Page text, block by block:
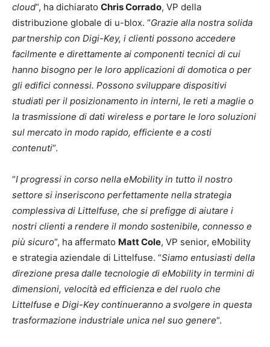
cloud“, ha dichiarato Chris Corrado, VP della
distribuzione globale di u-blox. “Grazie alla nostra solida
partnership con Digi-Key, i clienti possono accedere
facilmente e direttamente ai componenti tecnici di cui
hanno bisogno per le loro applicazioni di domotica o per
gli edifici connessi. Possono sviluppare dispositivi
studiati per il posizionamento in interni, le reti a maglie o
la trasmissione di dati wireless e portare le loro soluzioni
sul mercato in modo rapido, efficiente e a costi
contenuti“.
“I progressi in corso nella eMobility in tutto il nostro
settore si inseriscono perfettamente nella strategia
complessiva di Littelfuse, che si prefigge di aiutare i
nostri clienti a rendere il mondo sostenibile, connesso e
più sicuro“, ha affermato Matt Cole, VP senior, eMobility
e strategia aziendale di Littelfuse. “Siamo entusiasti della
direzione presa dalle tecnologie di eMobility in termini di
dimensioni, velocità ed efficienza e del ruolo che
Littelfuse e Digi-Key continueranno a svolgere in questa
trasformazione industriale unica nel suo genere“.